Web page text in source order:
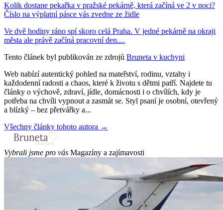
Kolik dostane pekařka v pražské pekárně, která začíná ve 2 v noci?
Číslo na výplatní pásce vás zvedne ze židle
Ve dvě hodiny ráno spí skoro celá Praha. V jedné pekárně na okraji
města ale právě začíná pracovní den....
Tento článek byl publikován ze zdrojů Bruneta v kuchyni
Web nabízí autentický pohled na mateřství, rodinu, vztahy i
každodenní radosti a chaos, které k životu s dětmi patří. Najdete tu
články o výchově, zdraví, jídle, domácnosti i o chvílích, kdy je
potřeba na chvíli vypnout a zasmát se. Styl psaní je osobní, otevřený
a blízký – bez přetvářky a...
Všechny články tohoto autora →
Vybrali jsme pro vás Magazíny a zajímavosti